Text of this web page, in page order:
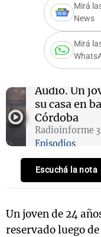
Mirá
News
Mirá
Audio. Un
su casa en
Córdoba
Radioinforme 3
Episodios
Escuchá la nota
Un joven de 24
reservado luego
Mundial